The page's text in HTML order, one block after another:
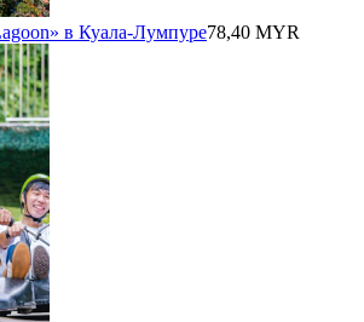
в Куала-Лумпуре78,40 MYR